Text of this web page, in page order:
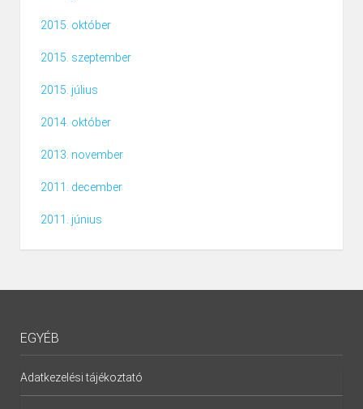
2015. október
2015. szeptember
2015. július
2014. október
2013. november
2011. december
2011. június
EGYÉB
Adatkezelési tájékoztató